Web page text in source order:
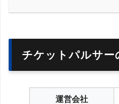
チケットパルサー
運営会社